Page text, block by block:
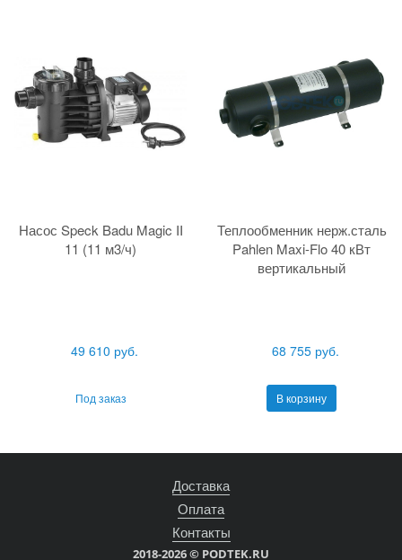
Насос Speck Badu Magic II
11 (11 м3/ч)
49 610 руб.
Под заказ
Теплообменник нерж.сталь
Pahlen Maxi-Flo 40 кВт
вертикальный
68 755 руб.
В корзину
Доставка
Оплата
Контакты
2018-2026 © PODTEK.RU